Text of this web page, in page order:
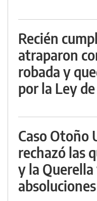
Recién
atraparon
robada y
por la Ley
Caso Otoño
rechazó las
y la
absoluciones